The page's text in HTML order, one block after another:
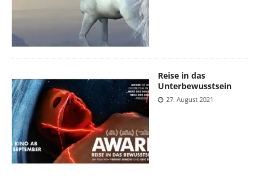
Reise in das
Unterbewusstsein
27. August 2021